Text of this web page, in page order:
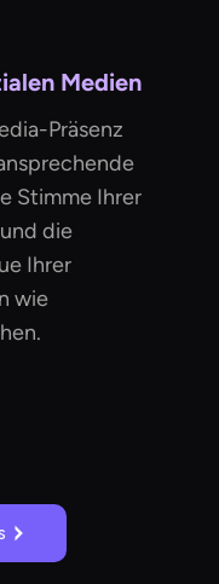
Medien
Präsenz
Stimme Ihrer
die
Ihrer
wie